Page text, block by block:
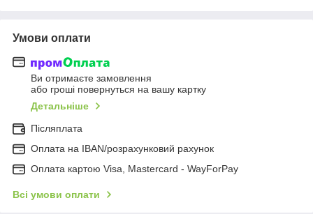
Умови оплати
Ви отримаєте замовлення
або гроші повернуться на вашу картку
Детальніше
Післяплата
Оплата на IBAN/розрахунковий рахунок
Оплата картою Visa, Mastercard - WayForPay
Всі умови оплати